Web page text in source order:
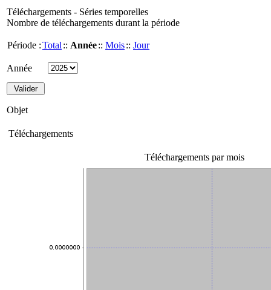
Téléchargements - Séries temporelles
Nombre de téléchargements durant la période
Période :Total :: Année:: Mois:: Jour
Année
Objet
Téléchargements
Téléchargements par mois